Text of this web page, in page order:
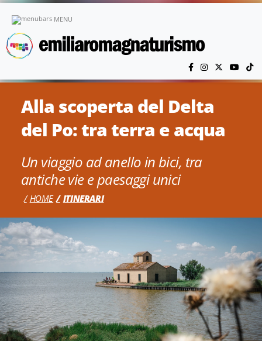
MENU
Alla scoperta del Delta
del Po: tra terra e acqua
Un viaggio ad anello in bici, tra
antiche vie e paesaggi unici
HOME ITINERARI